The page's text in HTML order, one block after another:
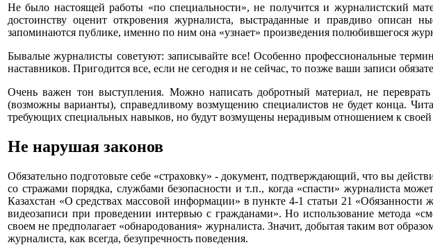
Не было настоящей работы «по специальности», не получится и журналистский
достоинству оценит откровения журналиста, выстраданные и правдиво
запоминаются публике, именно по ним она «узнает» произведения полюбившегося
Бывалые журналисты советуют: записывайте все! Особенно профессиональные
наставников. Пригодится все, если не сегодня и не сейчас, то позже ваши записи
Очень важен тон выступления. Можно написать добротный материал, не
(возможны варианты), справедливому возмущению специалистов не будет конца.
требующих специальных навыков, но будут возмущены нерадивым отношением к своей
Не нарушая законов
Обязательно подготовьте себе «страховку» - документ, подтверждающий, что вы
со стражами порядка, службами безопасности и т.п., когда «спасти» журналиста
Казахстан «О средствах массовой информации» в пункте 4-1 статьи 21 «Обязанности
видеозаписи при проведении интервью с гражданами». Но использование метода
своем не предполагает «обнародования» журналиста. Значит, добытая таким вот
журналиста, как всегда, безупречность поведения.